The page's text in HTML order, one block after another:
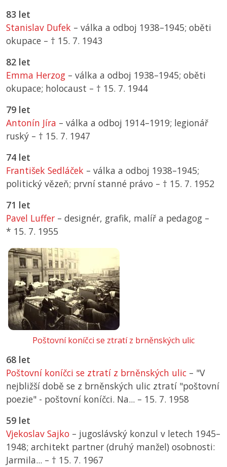
83 let
Stanislav Dufek – válka a odboj 1938–1945; oběti
okupace – † 15. 7. 1943
82 let
Emma Herzog – válka a odboj 1938–1945; oběti
okupace; holocaust – † 15. 7. 1944
79 let
Antonín Jíra – válka a odboj 1914–1919; legionář
ruský – † 15. 7. 1947
74 let
František Sedláček – válka a odboj 1938–1945;
politický vězeň; první stanné právo – † 15. 7. 1952
71 let
Pavel Luffer – designér, grafik, malíř a pedagog –
* 15. 7. 1955
Poštovní koníčci se ztratí z brněnských ulic
68 let
Poštovní koníčci se ztratí z brněnských ulic – "V
nejbližší době se z brněnských ulic ztratí "poštovní
poezie" - poštovní koníčci. Na... – 15. 7. 1958
59 let
Vjekoslav Sajko – jugoslávský konzul v letech 1945–
1948; architekt partner (druhý manžel) osobnosti:
Jarmila... – † 15. 7. 1967